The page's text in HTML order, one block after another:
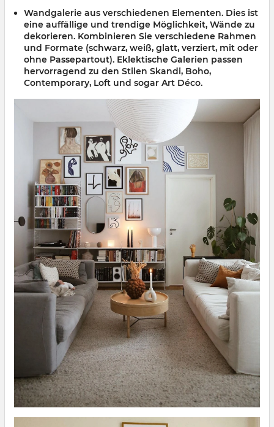
Wandgalerie aus verschiedenen Elementen. Dies ist
eine auffällige und trendige Möglichkeit, Wände zu
dekorieren. Kombinieren Sie verschiedene Rahmen
und Formate (schwarz, weiß, glatt, verziert, mit oder
ohne Passepartout). Eklektische Galerien passen
hervorragend zu den Stilen Skandi, Boho,
Contemporary, Loft und sogar Art Déco.